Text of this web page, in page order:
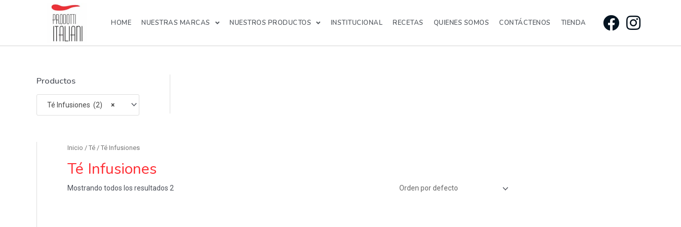
HOME NUESTRAS MARCAS NUESTROS PRODUCTOS INSTITUCIONAL RECETAS QUIENES SOMOS CONTÁCTENOS TIENDA
Productos
×
Té Infusiones (2)
Inicio / Té / Té Infusiones
Té Infusiones
Mostrando todos los resultados 2